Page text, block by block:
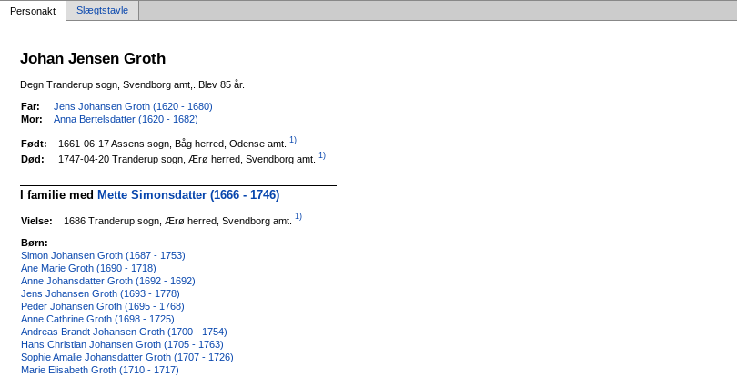
Personakt Slægtstavle
Johan Jensen Groth
Degn Tranderup sogn, Svendborg amt,. Blev 85 år.
Far:
Jens Johansen Groth (1620 - 1680)
Mor:
Anna Bertelsdatter (1620 - 1682)
Født: 1661-06-17 Assens sogn, Båg herred, Odense amt. 1)
Død: 1747-04-20 Tranderup sogn, Ærø herred, Svendborg amt. 1)
I familie medMette Simonsdatter (1666 - 1746)
Vielse: 1686 Tranderup sogn, Ærø herred, Svendborg amt. 1)
Børn:
Simon Johansen Groth (1687 - 1753)
Ane Marie Groth (1690 - 1718)
Anne Johansdatter Groth (1692 - 1692)
Jens Johansen Groth (1693 - 1778)
Peder Johansen Groth (1695 - 1768)
Anne Cathrine Groth (1698 - 1725)
Andreas Brandt Johansen Groth (1700 - 1754)
Hans Christian Johansen Groth (1705 - 1763)
Sophie Amalie Johansdatter Groth (1707 - 1726)
Marie Elisabeth Groth (1710 - 1717)